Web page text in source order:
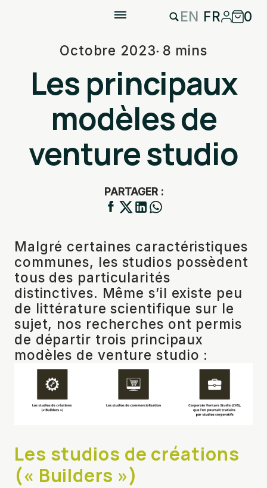
EN FR 0
Octobre 2023 8 mins
Les principaux
modèles de
venture studio
PARTAGER :
Malgré certaines caractéristiques
communes, les studios possèdent
tous des particularités
distinctives. Même s’il existe peu
de littérature scientifique sur le
sujet, nos recherches ont permis
de départir trois principaux
modèles de venture studio :
Les studios de créations
(« Builders »)